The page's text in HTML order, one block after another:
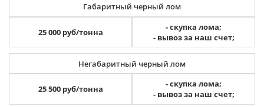
Габаритный черный лом
25 000 руб/тонна
- скупка лома;
- вывоз за наш счет;
Негабаритный черный лом
25 500 руб/тонна
- скупка лома;
- вывоз за наш счет;